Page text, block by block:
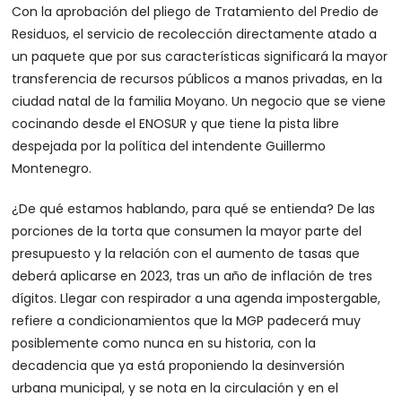
Con la aprobación del pliego de Tratamiento del Predio de
Residuos, el servicio de recolección directamente atado a
un paquete que por sus características significará la mayor
transferencia de recursos públicos a manos privadas, en la
ciudad natal de la familia Moyano. Un negocio que se viene
cocinando desde el ENOSUR y que tiene la pista libre
despejada por la política del intendente Guillermo
Montenegro.
¿De qué estamos hablando, para qué se entienda? De las
porciones de la torta que consumen la mayor parte del
presupuesto y la relación con el aumento de tasas que
deberá aplicarse en 2023, tras un año de inflación de tres
dígitos. Llegar con respirador a una agenda impostergable,
refiere a condicionamientos que la MGP padecerá muy
posiblemente como nunca en su historia, con la
decadencia que ya está proponiendo la desinversión
urbana municipal, y se nota en la circulación y en el